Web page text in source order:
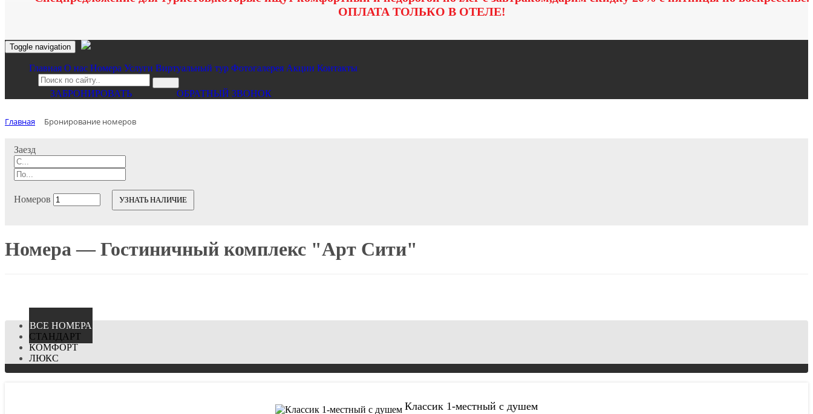
ОПЛАТА ТОЛЬКО В ОТЕЛЕ!
Toggle navigation
Главная O нас Номера Услуги Виртуальный тур Фотогалерея Акции Контакты
ЗАБРОНИРОВАТЬ ОБРАТНЫЙ ЗВОНОК
Главная Бронирование номеров
Заезд
Номеров УЗНАТЬ НАЛИЧИЕ
Номера — Гостиничный комплекс "Арт Сити"
ВCЕ НОМЕРА
СТАНДАРТ
КОМФОРТ
ЛЮКС
Классик 1-местный с душем